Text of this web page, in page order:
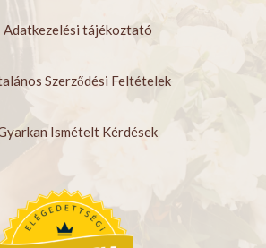
Adatkezelési tájékoztató
Szerződési Feltételek
Ismételt Kérdések